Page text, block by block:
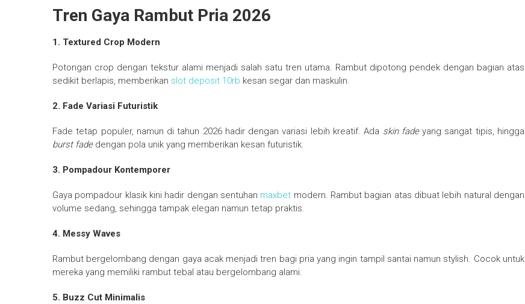
Tren Gaya Rambut Pria 2026
1. Textured Crop Modern
Potongan crop dengan tekstur alami menjadi salah satu tren utama. Rambut dipotong pendek dengan bagian atas
sedikit berlapis, memberikan slot deposit 10rb kesan segar dan maskulin.
2. Fade Variasi Futuristik
Fade tetap populer, namun di tahun 2026 hadir dengan variasi lebih kreatif. Ada skin fadeyang sangat tipis, hingga
burst fadedengan pola unik yang memberikan kesan futuristik.
3. Pompadour Kontemporer
Gaya pompadour klasik kini hadir dengan sentuhan maxbet modern. Rambut bagian atas dibuat lebih natural dengan
volume sedang, sehingga tampak elegan namun tetap praktis.
4. Messy Waves
Rambut bergelombang dengan gaya acak menjadi tren bagi pria yang ingin tampil santai namun stylish. Cocok untuk
mereka yang memiliki rambut tebal atau bergelombang alami.
5. Buzz Cut Minimalis